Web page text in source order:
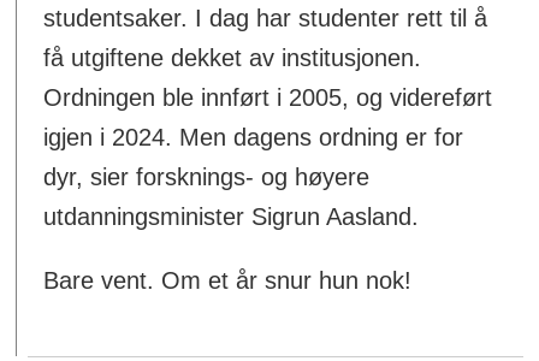
studentsaker. I dag har studenter rett til å
få utgiftene dekket av institusjonen.
Ordningen ble innført i 2005, og videreført
igjen i 2024. Men dagens ordning er for
dyr, sier forsknings- og høyere
utdanningsminister Sigrun Aasland.
Bare vent. Om et år snur hun nok!